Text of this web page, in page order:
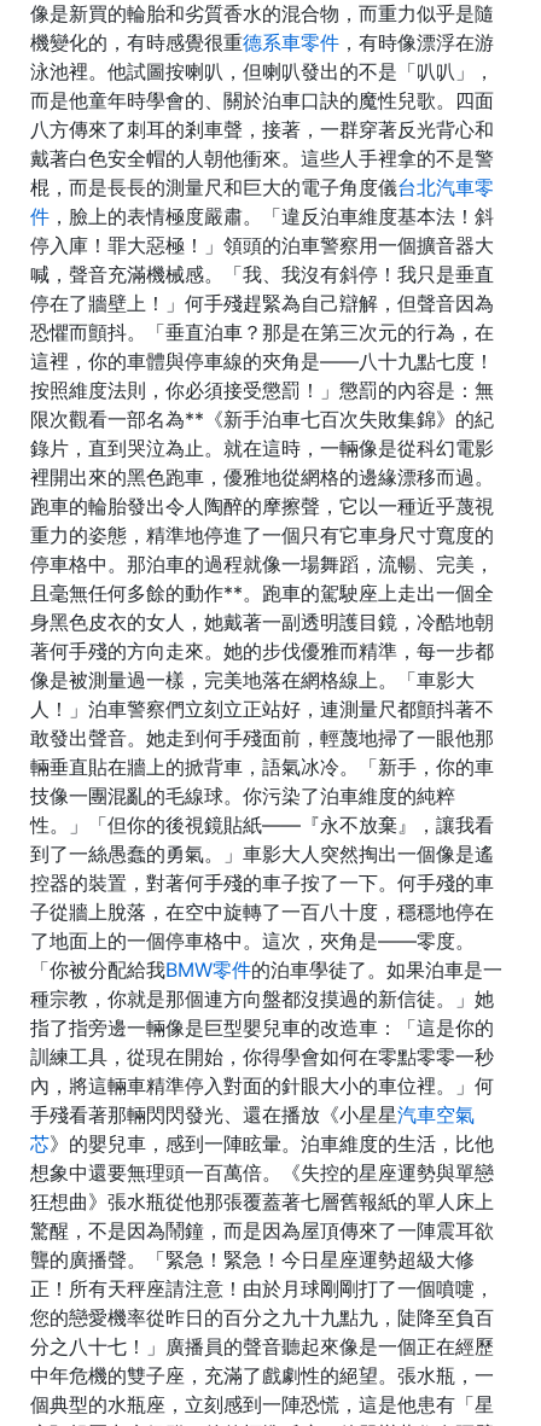
像是新買的輪胎和劣質香水的混合物，而重力似乎是隨
機變化的，有時感覺很重德系車零件 ，有時像漂浮在游
泳池裡。他試圖按喇叭，但喇叭發出的不是「叭叭」，
而是他童年時學會的、關於泊車口訣的魔性兒歌。四面
八方傳來了刺耳的剎車聲，接著，一群穿著反光背心和
戴著白色安全帽的人朝他衝來。這些人手裡拿的不是警
棍，而是長長的測量尺和巨大的電子角度儀台北汽車零
件 ，臉上的表情極度嚴肅。「違反泊車維度基本法！斜
停入庫！罪大惡極！」領頭的泊車警察用一個擴音器大
喊，聲音充滿機械感。「我、我沒有斜停！我只是垂直
停在了牆壁上！」何手殘趕緊為自己辯解，但聲音因為
恐懼而顫抖。「垂直泊車？那是在第三次元的行為，在
這裡，你的車體與停車線的夾角是——八十九點七度！
按照維度法則，你必須接受懲罰！」懲罰的內容是：無
限次觀看一部名為**《新手泊車七百次失敗集錦》的紀
錄片，直到哭泣為止。就在這時，一輛像是從科幻電影
裡開出來的黑色跑車，優雅地從網格的邊緣漂移而過。
跑車的輪胎發出令人陶醉的摩擦聲，它以一種近乎蔑視
重力的姿態，精準地停進了一個只有它車身尺寸寬度的
停車格中。那泊車的過程就像一場舞蹈，流暢、完美，
且毫無任何多餘的動作**。跑車的駕駛座上走出一個全
身黑色皮衣的女人，她戴著一副透明護目鏡，冷酷地朝
著何手殘的方向走來。她的步伐優雅而精準，每一步都
像是被測量過一樣，完美地落在網格線上。「車影大
人！」泊車警察們立刻立正站好，連測量尺都顫抖著不
敢發出聲音。她走到何手殘面前，輕蔑地掃了一眼他那
輛垂直貼在牆上的掀背車，語氣冰冷。「新手，你的車
技像一團混亂的毛線球。你污染了泊車維度的純粹
性。」「但你的後視鏡貼紙——『永不放棄』，讓我看
到了一絲愚蠢的勇氣。」車影大人突然掏出一個像是遙
控器的裝置，對著何手殘的車子按了一下。何手殘的車
子從牆上脫落，在空中旋轉了一百八十度，穩穩地停在
了地面上的一個停車格中。這次，夾角是——零度。
「你被分配給我BMW零件的泊車學徒了。如果泊車是一
種宗教，你就是那個連方向盤都沒摸過的新信徒。」她
指了指旁邊一輛像是巨型嬰兒車的改造車：「這是你的
訓練工具，從現在開始，你得學會如何在零點零零一秒
內，將這輛車精準停入對面的針眼大小的車位裡。」何
手殘看著那輛閃閃發光、還在播放《小星星汽車空氣
芯》的嬰兒車，感到一陣眩暈。泊車維度的生活，比他
想象中還要無理頭一百萬倍。《失控的星座運勢與單戀
狂想曲》張水瓶從他那張覆蓋著七層舊報紙的單人床上
驚醒，不是因為鬧鐘，而是因為屋頂傳來了一陣震耳欲
聾的廣播聲。「緊急！緊急！今日星座運勢超級大修
正！所有天秤座請注意！由於月球剛剛打了一個噴嚏，
您的戀愛機率從昨日的百分之九十九點九，陡降至負百
分之八十七！」廣播員的聲音聽起來像是一個正在經歷
中年危機的雙子座，充滿了戲劇性的絕望。張水瓶，一
個典型的水瓶座，立刻感到一陣恐慌，這是他患有「星